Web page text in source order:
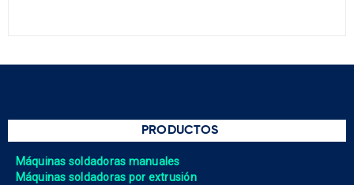
PRODUCTOS
Máquinas soldadoras manuales
Máquinas soldadoras por extrusión